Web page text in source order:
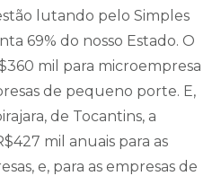
lutando pelo Simples
69% do nosso Estado. O
mil para microempresa
de pequeno porte. E,
de Tocantins, a
mil anuais para as
e, para as empresas de